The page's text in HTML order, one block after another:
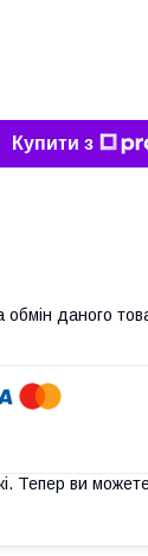
Купити з
даного
Тепер ви